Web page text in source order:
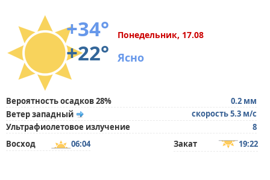
+34°
+22°
Понедельник, 17.08
Ясно
Вероятность осадков 28%
0.2 мм
Ветер западный
скорость 5.3 м/с
Ультрафиолетовое излучение
8
Восход
06:04 Закат 19:22